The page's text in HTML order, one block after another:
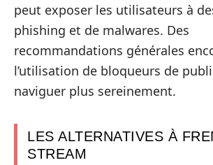
peut exposer les utilisateurs à
phishing et de malwares. Des
recommandations générales
l’utilisation de bloqueurs de
naviguer plus sereinement.
LES ALTERNATIVES À
STREAM